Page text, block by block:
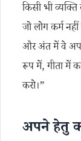
किसी भी
जो लोग कर्म
और अंत में वे
रूप में, गीता में
करो।”
अपने हेतु